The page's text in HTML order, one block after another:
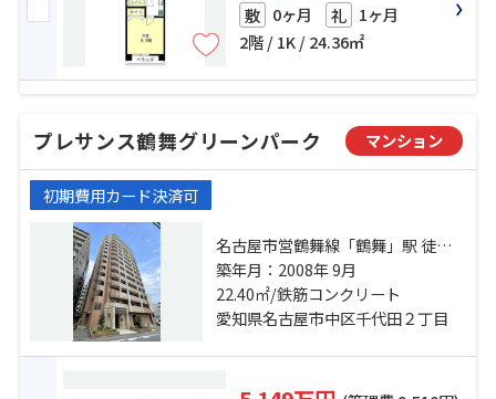
敷 0ヶ月 礼 1ヶ月
2階 / 1K / 24.36㎡
プレサンス鶴舞グリーンパーク マンション
初期費用カード決済可
名古屋市営鶴舞線「鶴舞」駅 徒歩5
分 名古屋市営名城線「上前津」
駅 徒歩7分 中央線「鶴舞」駅 徒歩5
分
築年月：2008年 9月
22.40㎡/鉄筋コンクリート
愛知県名古屋市中区千代田２丁目